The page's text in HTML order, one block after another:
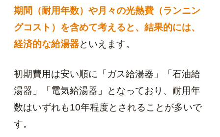
期間（耐用年数）や月々の光熱費（ランニン
グコスト）を含めて考えると、結果的には、
経済的な給湯器といえます。
初期費用は安い順に「ガス給湯器」「石油給
湯器」「電気給湯器」となっており、耐用年
数はいずれも10年程度とされることが多いで
す。